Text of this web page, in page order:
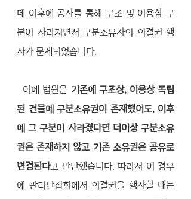
데 이후에 공사를 통해 구조 및 이용상 구
분이 사라지면서 구분소유자의 의결권 행
사가 문제되었습니다.
  이에 법원은
기존에 구조상, 이용상 독립
된 건물에 구분소유권이 존재했어도, 이후
에 그 구분이 사라졌다면 더이상 구분소유
권은 존재하지 않고 기존 소유권은 공유로
변경된다고 판단했습니다. 따라서 이 경우
에 관리단집회에서 의결권을 행사할 때는